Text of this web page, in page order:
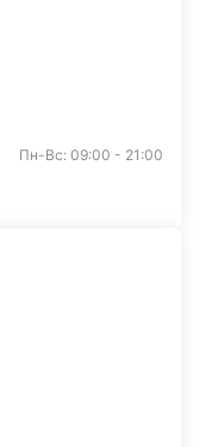
Пн-Вс: 09:00 - 21:00